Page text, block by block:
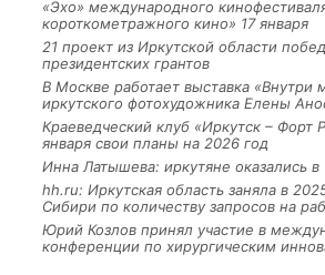
«Эхо» международного
короткометражного кино» 17 января
21 проект из Иркутской области
президентских грантов
В Москве работает выставка «Внутри
иркутского фотохудожника Елены
Краеведческий клуб «Иркутск – Форт
января свои планы на 2026 год
Инна Латышева: иркутяне оказались
hh.ru: Иркутская область заняла в
Сибири по количеству запросов на
Юрий Козлов принял участие в
конференции по хирургическим
Льготный
рублей
из
3 фото